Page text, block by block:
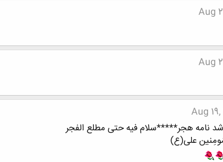
Aug
Aug
Aug 19,
هجر*****سلام فیه حتی مطلع الفجر
علی(ع)